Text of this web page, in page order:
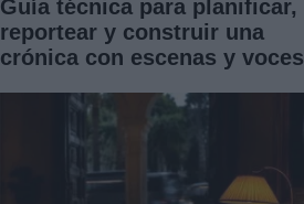
Guía técnica para planificar,
reportear y construir una
crónica con escenas y voces